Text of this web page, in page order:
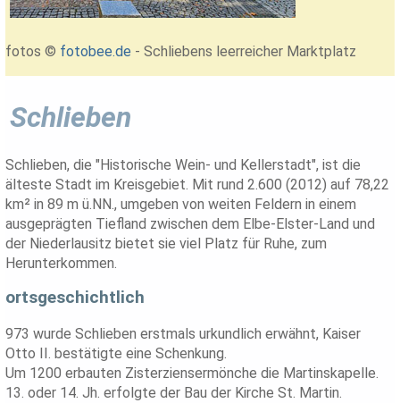
fotos © fotobee.de - Schliebens leerreicher Marktplatz
Schlieben
Schlieben, die "Historische Wein- und Kellerstadt", ist die
älteste Stadt im Kreisgebiet. Mit rund 2.600 (2012) auf 78,22
km² in 89 m ü.NN., umgeben von weiten Feldern in einem
ausgeprägten Tiefland zwischen dem Elbe-Elster-Land und
der Niederlausitz bietet sie viel Platz für Ruhe, zum
Herunterkommen.
ortsgeschichtlich
973 wurde Schlieben erstmals urkundlich erwähnt, Kaiser
Otto II. bestätigte eine Schenkung.
Um 1200 erbauten Zisterziensermönche die Martinskapelle.
13. oder 14. Jh. erfolgte der Bau der Kirche St. Martin.